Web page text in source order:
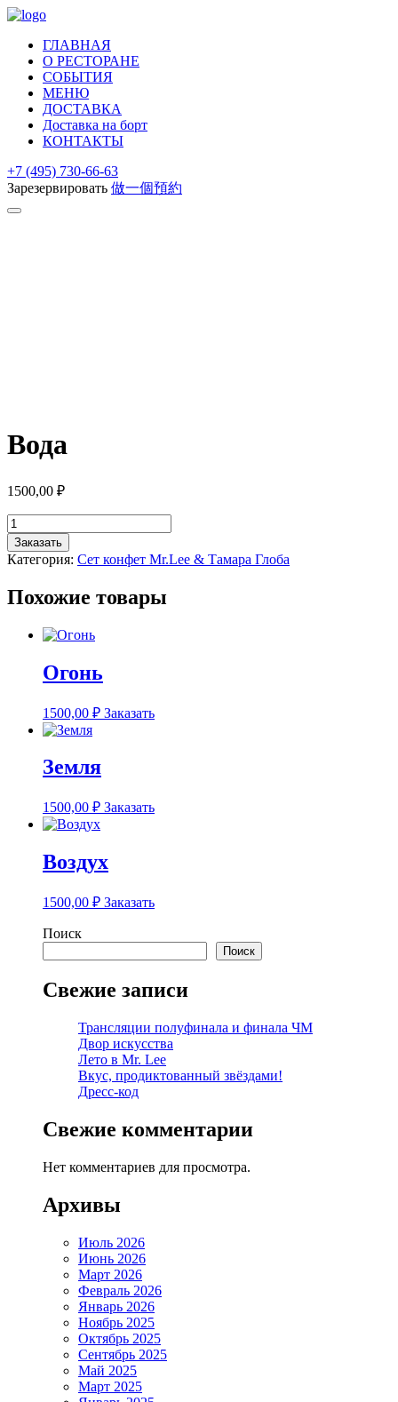
ГЛАВНАЯ
О РЕСТОРАНЕ
СОБЫТИЯ
МЕНЮ
ДОСТАВКА
Доставка на борт
КОНТАКТЫ
+7 (495) 730-66-63
Зарезервировать 做一個預約
Вода
1500,00 ₽
Количество
товара
Вода
Заказать
Категория: Сет конфет Mr.Lee & Тамара Глоба
Похожие товары
Огонь
1500,00 ₽ Заказать
Земля
1500,00 ₽ Заказать
Воздух
1500,00 ₽ Заказать
Поиск
Поиск
Свежие записи
Трансляции полуфинала и финала ЧМ
Двор искусства
Лето в Mr. Lee
Вкус, продиктованный звёздами!
Дресс-код
Свежие комментарии
Нет комментариев для просмотра.
Архивы
Июль 2026
Июнь 2026
Март 2026
Февраль 2026
Январь 2026
Ноябрь 2025
Октябрь 2025
Сентябрь 2025
Май 2025
Март 2025